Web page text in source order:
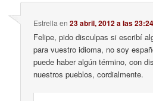
Estrella en23 abril, 2012 a las 23:24
Felipe, pido disculpas si escribí
para vuestro idioma, no soy
puede haber algún término, con
nuestros pueblos, cordialmente.